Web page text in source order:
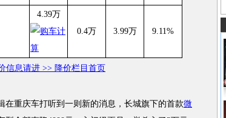
4.39万
0.4万
3.99万 9.11%
信息请进 >> 降价栏目首页
在重庆车打听到一则新的消息，长城旗下的首款微